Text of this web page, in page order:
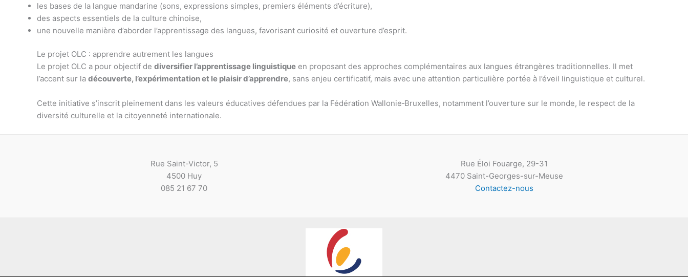
les bases de la langue mandarine (sons, expressions simples, premiers éléments d’écriture),
des aspects essentiels de la culture chinoise,
une nouvelle manière d’aborder l’apprentissage des langues, favorisant curiosité et ouverture d’esprit.
Le projet OLC : apprendre autrement les langues
Le projet OLC a pour objectif de diversifier l’apprentissage linguistique en proposant des approches complémentaires aux langues étrangères traditionnelles. Il met
l’accent sur la découverte, l’expérimentation et le plaisir d’apprendre, sans enjeu certificatif, mais avec une attention particulière portée à l’éveil linguistique et culturel.
Cette initiative s’inscrit pleinement dans les valeurs éducatives défendues par la Fédération Wallonie‑Bruxelles, notamment l’ouverture sur le monde, le respect de la
diversité culturelle et la citoyenneté internationale.
Rue Saint-Victor, 5
4500 Huy
085 21 67 70
Rue Éloi Fouarge, 29-31
4470 Saint-Georges-sur-Meuse
Contactez-nous